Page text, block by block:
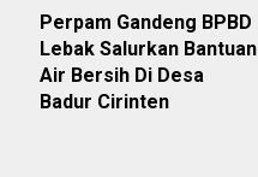
Perpam Gandeng BPBD
Lebak Salurkan Bantuan
Air Bersih Di Desa
Badur Cirinten